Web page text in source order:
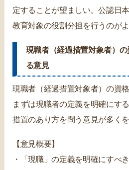
定することが望ましい。公認日
教育対象の役割分担を行うのがよ
現職者（経過措置対象者）
る意見
現職者（経過措置対象者）の資
まずは現職者の定義を明確にす
措置のあり方を問う意見が多くを
【意見概要】
・「現職」の定義を明確にすべ